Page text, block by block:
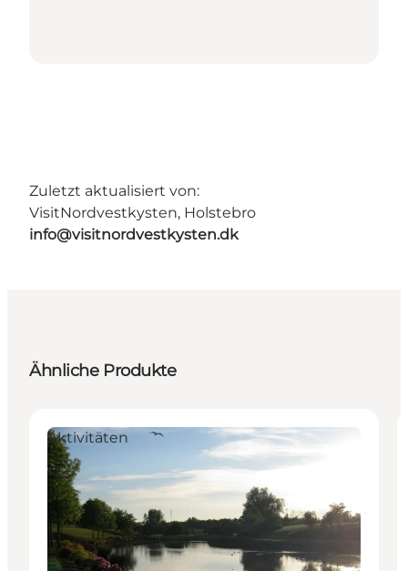
Zuletzt aktualisiert von:
VisitNordvestkysten, Holstebro
info@visitnordvestkysten.dk
Ähnliche Produkte
Aktivitäten